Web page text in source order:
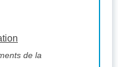
de la